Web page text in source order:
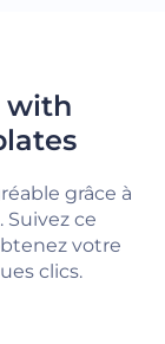
with
grâce à
ce
votre
clics.